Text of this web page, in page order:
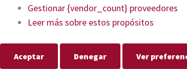
Gestionar {vendor_count} proveedores
Leer más sobre estos propósitos
Aceptar Denegar Ver